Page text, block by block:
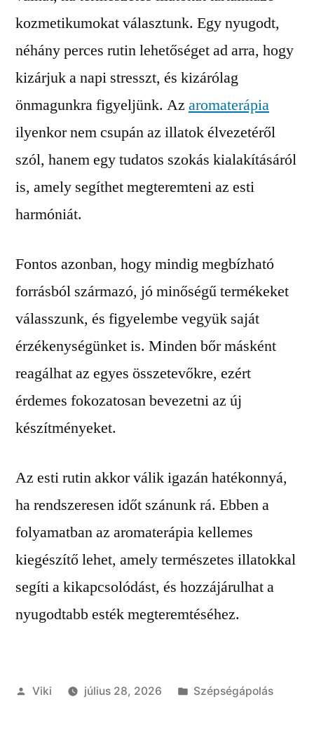
kozmetikumokat választunk. Egy nyugodt,
néhány perces rutin lehetőséget ad arra, hogy
kizárjuk a napi stresszt, és kizárólag
önmagunkra figyeljünk. Az aromaterápia
ilyenkor nem csupán az illatok élvezetéről
szól, hanem egy tudatos szokás kialakításáról
is, amely segíthet megteremteni az esti
harmóniát.
Fontos azonban, hogy mindig megbízható
forrásból származó, jó minőségű termékeket
válasszunk, és figyelembe vegyük saját
érzékenységünket is. Minden bőr másként
reagálhat az egyes összetevőkre, ezért
érdemes fokozatosan bevezetni az új
készítményeket.
Az esti rutin akkor válik igazán hatékonnyá,
ha rendszeresen időt szánunk rá. Ebben a
folyamatban az aromaterápia kellemes
kiegészítő lehet, amely természetes illatokkal
segíti a kikapcsolódást, és hozzájárulhat a
nyugodtabb esték megteremtéséhez.
Szerző:
Viki július 28, 2026 Kategória:
Szépségápolás